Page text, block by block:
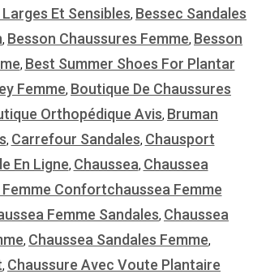
Et Sensibles, Bessec Sandales
, Besson Chaussures Femme, Besson
, Best Summer Shoes For Plantar
Femme, Boutique De Chaussures
Orthopédique Avis, Bruman
, Carrefour Sandales, Chausport
En Ligne, Chaussea, Chaussea
Confortchaussea Femme
Femme Sandales, Chaussea
, Chaussea Sandales Femme,
, Chaussure Avec Voute Plantaire